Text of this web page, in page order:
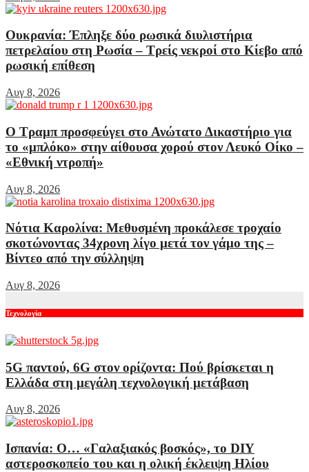
Ουκρανία: Έπληξε δύο ρωσικά διυλιστήρια
πετρελαίου στη Ρωσία – Τρείς νεκροί στο Κίεβο από
ρωσική επίθεση
Αυγ 8, 2026
Ο Τραμπ προσφεύγει στο Ανώτατο Δικαστήριο για
το «μπλόκο» στην αίθουσα χορού στον Λευκό Οίκο –
«Εθνική ντροπή»
Αυγ 8, 2026
Νότια Καρολίνα: Μεθυσμένη προκάλεσε τροχαίο
σκοτώνοντας 34χρονη λίγο μετά τον γάμο της –
Βίντεο από την σύλληψη
Αυγ 8, 2026
Τεχνολογία
5G παντού, 6G στον ορίζοντα: Πού βρίσκεται η
Ελλάδα στη μεγάλη τεχνολογική μετάβαση
Αυγ 8, 2026
Ισπανία: Ο… «Γαλαξιακός βοσκός», το DIY
αστεροσκοπείο του και η ολική έκλειψη Ηλίου